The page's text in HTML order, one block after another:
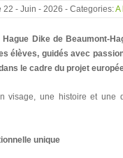
22 - Juin - 2026 - Categories:A
Dike de Beaumont-
élèves, guidés avec
le cadre du projet
visage, une histoire et une
unique